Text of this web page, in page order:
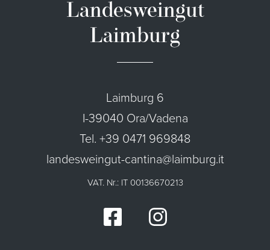
Landesweingut
Laimburg
Laimburg 6
I-39040 Ora/Vadena
Tel. +39 0471 969848
landesweingut-cantina@laimburg.it
VAT. Nr.: IT 00136670213